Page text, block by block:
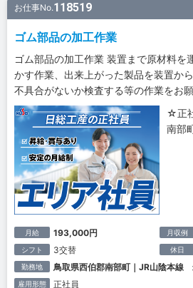
お仕事No.118519
ゴム部品の加工作業
ゴム部品の加工作業 装置まで原材料を
かす作業、出来上がった製品を装置か
不具合がないか検査する等の作業をお願
☆正
南部
月給 193,000円 月収例
シフト 3交替 休日
勤務地 鳥取県西伯郡南部町｜JR山陰本線
雇用形態 正社員